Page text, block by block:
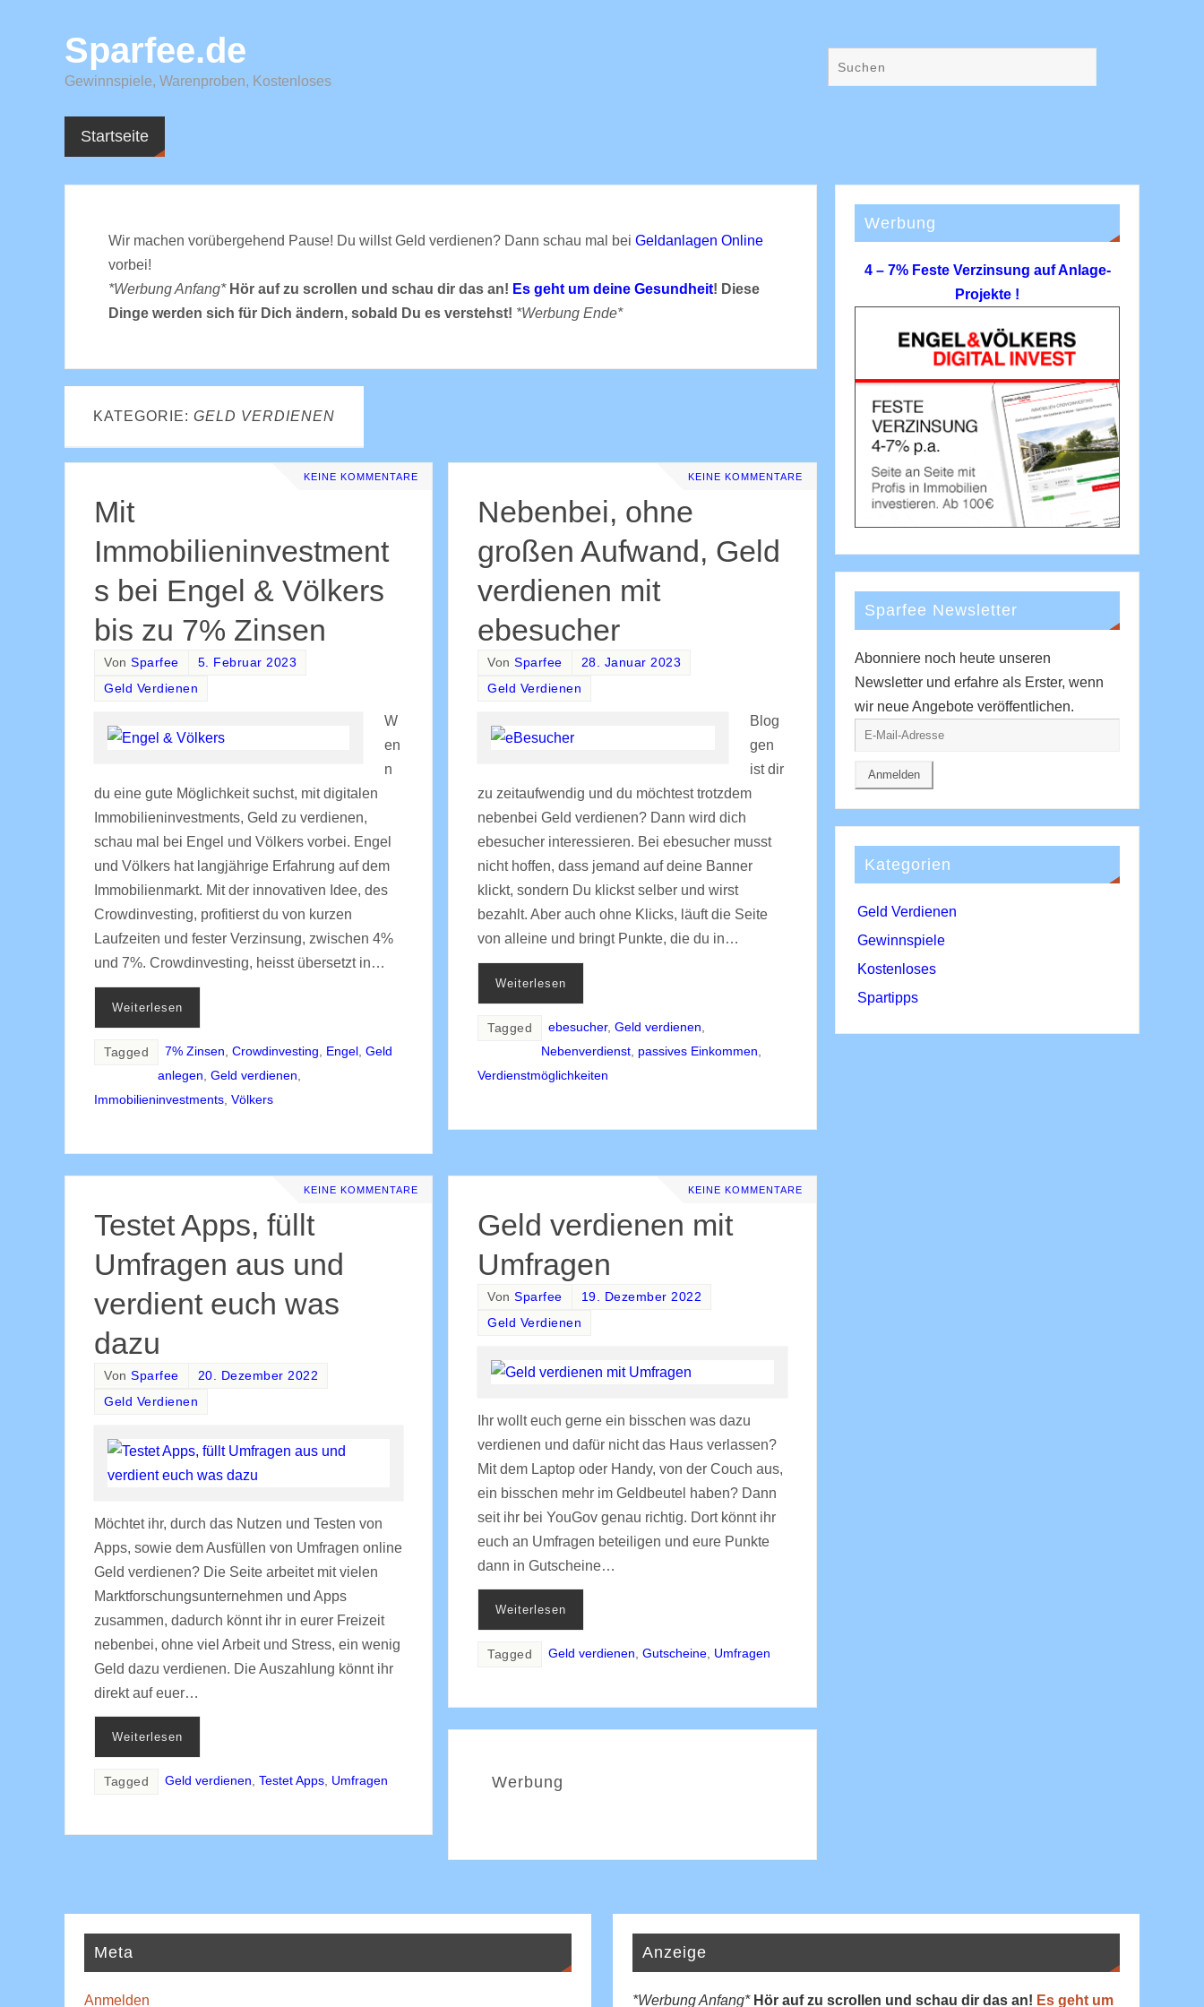
Sparfee.de
Gewinnspiele, Warenproben, Kostenloses
Startseite
Wir machen vorübergehend Pause! Du willst Geld verdienen? Dann schau mal bei Geldanlagen Online
vorbei!
*Werbung Anfang* Hör auf zu scrollen und schau dir das an! Es geht um deine Gesundheit! Diese
Dinge werden sich für Dich ändern, sobald Du es verstehst! *Werbung Ende*
KATEGORIE: GELD VERDIENEN
KEINE KOMMENTARE
Mit
Immobilieninvestment
s bei Engel & Völkers
bis zu 7% Zinsen
Von Sparfee
5. Februar 2023
Geld Verdienen
W
en
n
du eine gute Möglichkeit suchst, mit digitalen
Immobilieninvestments, Geld zu verdienen,
schau mal bei Engel und Völkers vorbei. Engel
und Völkers hat langjährige Erfahrung auf dem
Immobilienmarkt. Mit der innovativen Idee, des
Crowdinvesting, profitierst du von kurzen
Laufzeiten und fester Verzinsung, zwischen 4%
und 7%. Crowdinvesting, heisst übersetzt in…
Weiterlesen
Tagged 7% Zinsen Crowdinvesting Engel
Geld
anlegen Geld verdienen
Immobilieninvestments Völkers
KEINE KOMMENTARE
Nebenbei, ohne
großen Aufwand, Geld
verdienen mit
ebesucher
VonSparfee
28. Januar 2023
Geld Verdienen
Blog
gen
ist dir
zu zeitaufwendig und du möchtest trotzdem
nebenbei Geld verdienen? Dann wird dich
ebesucher interessieren. Bei ebesucher musst
nicht hoffen, dass jemand auf deine Banner
klickt, sondern Du klickst selber und wirst
bezahlt. Aber auch ohne Klicks, läuft die Seite
von alleine und bringt Punkte, die du in…
Weiterlesen
Tagged ebesucher,Geld verdienen
Nebenverdienst passives Einkommen
Verdienstmöglichkeiten
KEINE KOMMENTARE
Testet Apps, füllt
Umfragen aus und
verdient euch was
dazu
Von Sparfee
20. Dezember 2022
Geld Verdienen
Möchtet ihr, durch das Nutzen und Testen von
Apps, sowie dem Ausfüllen von Umfragen online
Geld verdienen? Die Seite arbeitet mit vielen
Marktforschungsunternehmen und Apps
zusammen, dadurch könnt ihr in eurer Freizeit
nebenbei, ohne viel Arbeit und Stress, ein wenig
Geld dazu verdienen. Die Auszahlung könnt ihr
direkt auf euer…
Weiterlesen
Tagged Geld verdienen, Testet Apps, Umfragen
KEINE KOMMENTARE
Geld verdienen mit
Umfragen
VonSparfee
19. Dezember 2022
Geld Verdienen
Ihr wollt euch gerne ein bisschen was dazu
verdienen und dafür nicht das Haus verlassen?
Mit dem Laptop oder Handy, von der Couch aus,
ein bisschen mehr im Geldbeutel haben? Dann
seit ihr bei YouGov genau richtig. Dort könnt ihr
euch an Umfragen beteiligen und eure Punkte
dann in Gutscheine…
Weiterlesen
Tagged Geld verdienen,Gutscheine, Umfragen
Werbung
Werbung
4 – 7% Feste Verzinsung auf Anlage-
Projekte !
Sparfee Newsletter
Abonniere noch heute unseren
Newsletter und erfahre als Erster, wenn
wir neue Angebote veröffentlichen.
Kategorien
Geld Verdienen
Gewinnspiele
Kostenloses
Spartipps
Meta
Anmelden
Anzeige
*Werbung Anfang* Hör auf zu scrollen und schau dir das an! Es geht um